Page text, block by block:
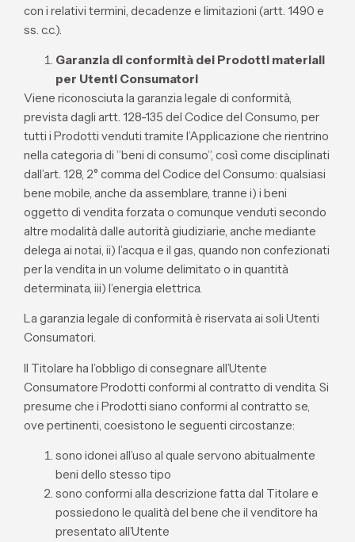
con i relativi termini, decadenze e limitazioni (artt. 1490 e
ss. c.c.).
Garanzia di conformità dei Prodotti materiali
per Utenti Consumatori
Viene riconosciuta la garanzia legale di conformità,
prevista dagli artt. 128-135 del Codice del Consumo, per
tutti i Prodotti venduti tramite l’Applicazione che rientrino
nella categoria di ”beni di consumo”, così come disciplinati
dall’art. 128, 2° comma del Codice del Consumo: qualsiasi
bene mobile, anche da assemblare, tranne i) i beni
oggetto di vendita forzata o comunque venduti secondo
altre modalità dalle autorità giudiziarie, anche mediante
delega ai notai, ii) l’acqua e il gas, quando non confezionati
per la vendita in un volume delimitato o in quantità
determinata, iii) l’energia elettrica.
La garanzia legale di conformità è riservata ai soli Utenti
Consumatori.
Il Titolare ha l’obbligo di consegnare all’Utente
Consumatore Prodotti conformi al contratto di vendita. Si
presume che i Prodotti siano conformi al contratto se,
ove pertinenti, coesistono le seguenti circostanze:
sono idonei all’uso al quale servono abitualmente
beni dello stesso tipo
sono conformi alla descrizione fatta dal Titolare e
possiedono le qualità del bene che il venditore ha
presentato all’Utente